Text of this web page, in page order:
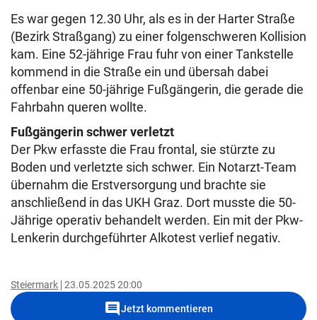
Es war gegen 12.30 Uhr, als es in der Harter Straße
(Bezirk Straßgang) zu einer folgenschweren Kollision
kam. Eine 52-jährige Frau fuhr von einer Tankstelle
kommend in die Straße ein und übersah dabei
offenbar eine 50-jährige Fußgängerin, die gerade die
Fahrbahn queren wollte.
Fußgängerin schwer verletzt
Der Pkw erfasste die Frau frontal, sie stürzte zu
Boden und verletzte sich schwer. Ein Notarzt-Team
übernahm die Erstversorgung und brachte sie
anschließend in das UKH Graz. Dort musste die 50-
Jährige operativ behandelt werden. Ein mit der Pkw-
Lenkerin durchgeführter Alkotest verlief negativ.
Steiermark 23.05.2025 20:00
commentJetzt kommentieren